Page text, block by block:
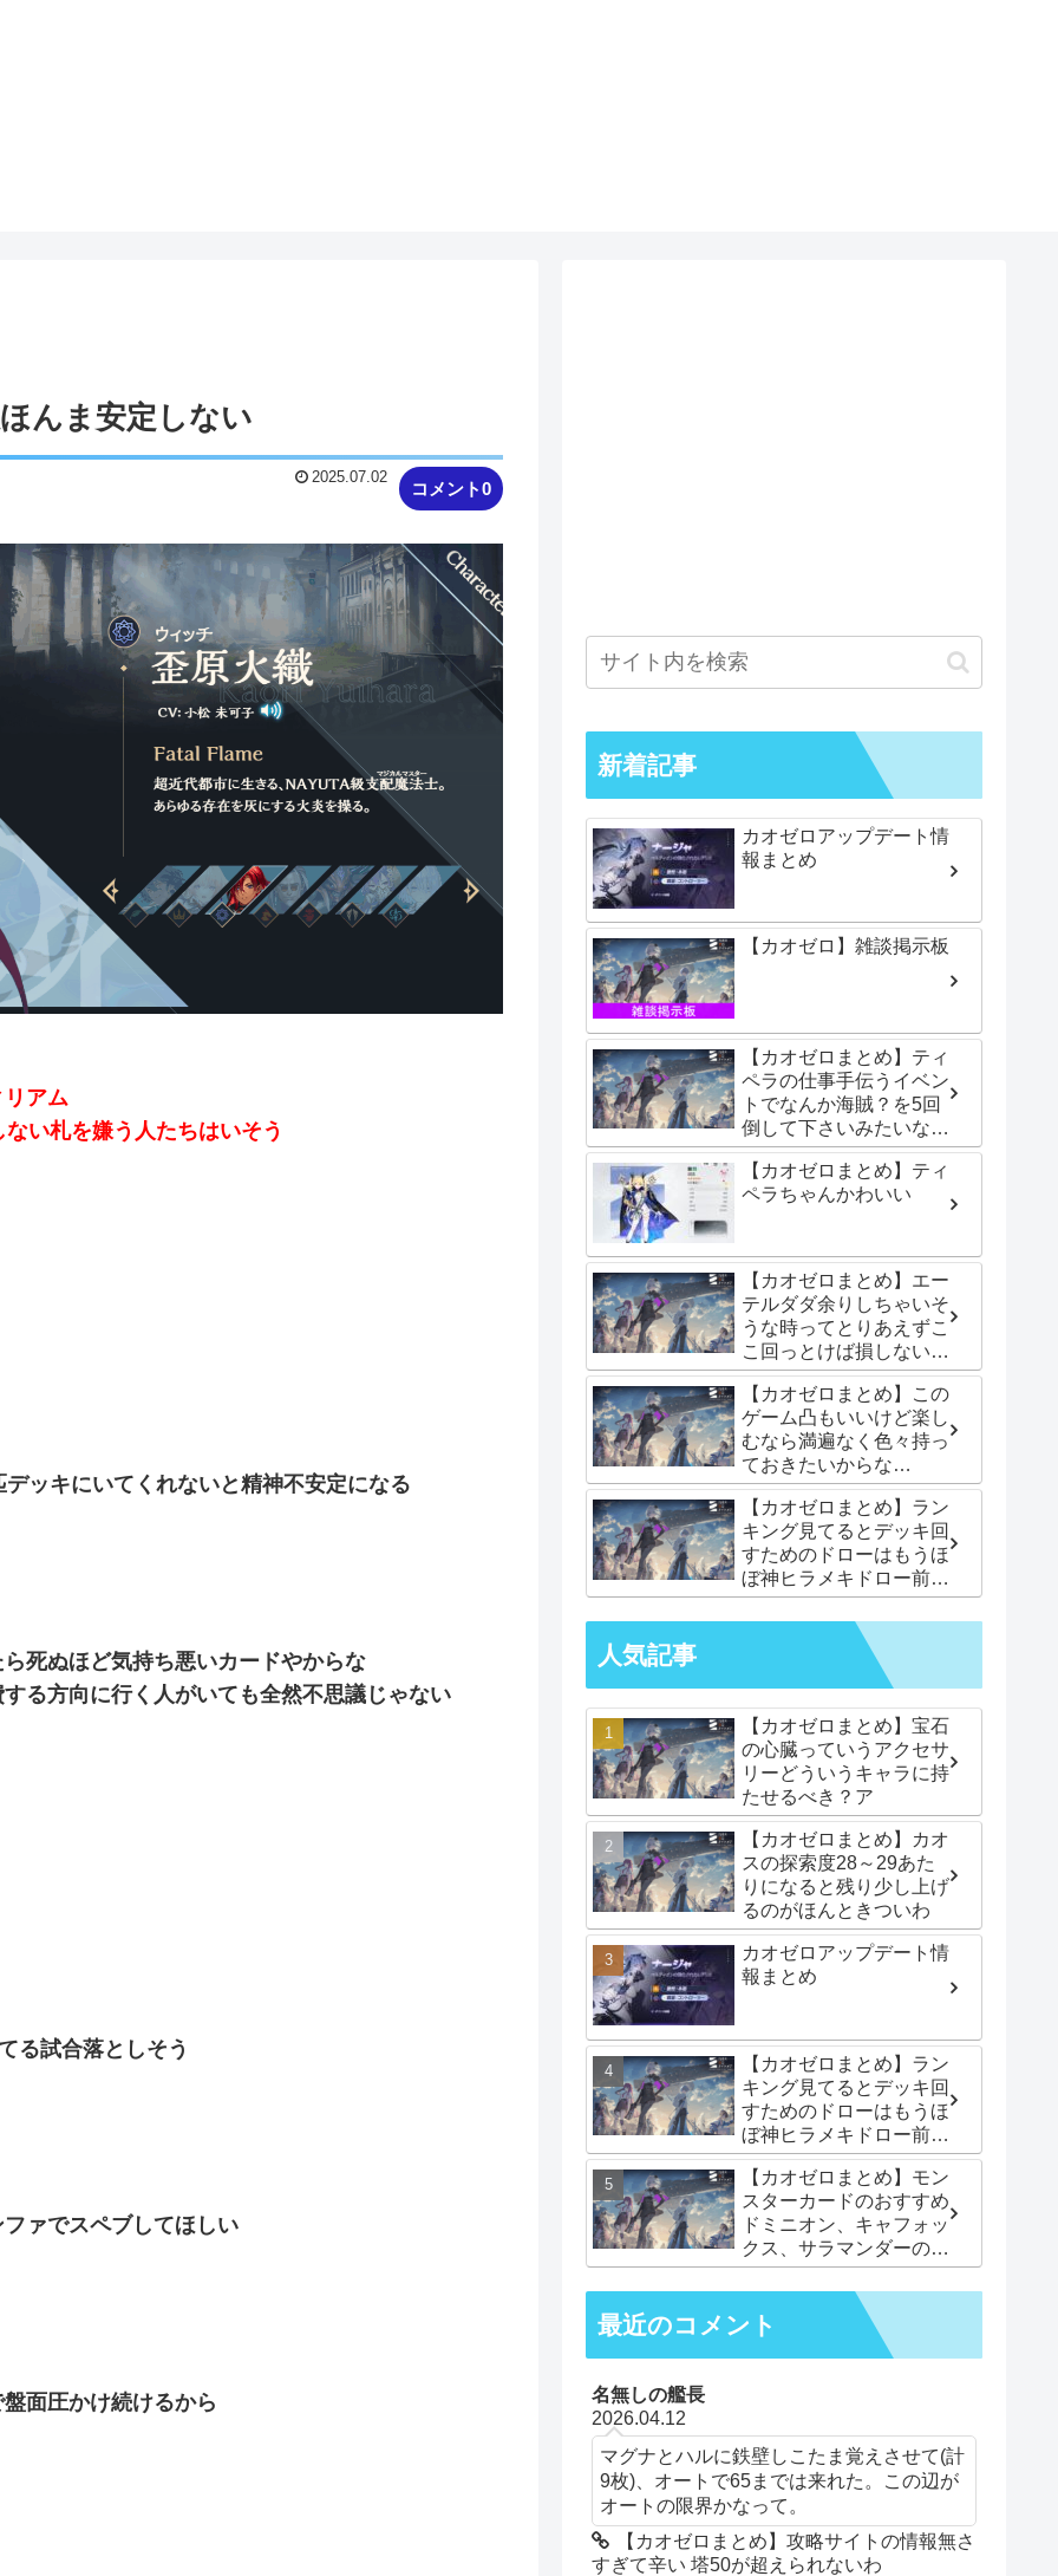
んま安定しない
コメント0
2025.07.02
アム
ない札を嫌う人たちはいそう
ッキにいてくれないと精神不安定になる
死ぬほど気持ち悪いカードやからな
る方向に行く人がいても全然不思議じゃない
る試合落としそう
ァでスペブしてほしい
面圧かけ続けるから
新着記事
カオゼロアップデート情
報まとめ
【カオゼロ】雑談掲示板
【カオゼロまとめ】ティ
ペラの仕事手伝うイベン
トでなんか海賊？を5回
倒して下さいみたいな条
件で止まっちゃった
【カオゼロまとめ】ティ
ペラちゃんかわいい
【カオゼロまとめ】エー
テルダダ余りしちゃいそ
うな時ってとりあえずこ
こ回っとけば損しないっ
て所ある？
【カオゼロまとめ】この
ゲーム凸もいいけど楽し
むなら満遍なく色々持っ
ておきたいからな…
【カオゼロまとめ】ラン
キング見てるとデッキ回
すためのドローはもうほ
ぼ神ヒラメキドロー前提
みたいなことになってて
やべーでございます
人気記事
【カオゼロまとめ】宝石
の心臓っていうアクセサ
リーどういうキャラに持
たせるべき？ア
【カオゼロまとめ】カオ
スの探索度28～29あた
りになると残り少し上げ
るのがほんときついわ
カオゼロアップデート情
報まとめ
【カオゼロまとめ】ラン
キング見てるとデッキ回
すためのドローはもうほ
ぼ神ヒラメキドロー前提
みたいなことになってて
やべーでございます
【カオゼロまとめ】モン
スターカードのおすすめ
ドミニオン、キャフォッ
クス、サラマンダーの他
に何かある？
最近のコメント
名無しの艦長
2026.04.12
マグナとハルに鉄壁しこたま覚えさせて(計
9枚)、オートで65までは来れた。この辺が
オートの限界かなって。
【カオゼロまとめ】攻略サイトの情報無さ
すぎて辛い 塔50が超えられないわ